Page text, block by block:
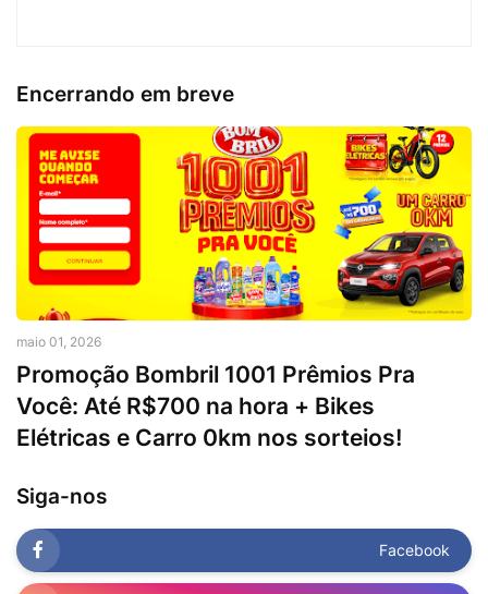
Encerrando em breve
maio 01, 2026
Promoção Bombril 1001 Prêmios Pra
Você: Até R$700 na hora + Bikes
Elétricas e Carro 0km nos sorteios!
Siga-nos
Facebook